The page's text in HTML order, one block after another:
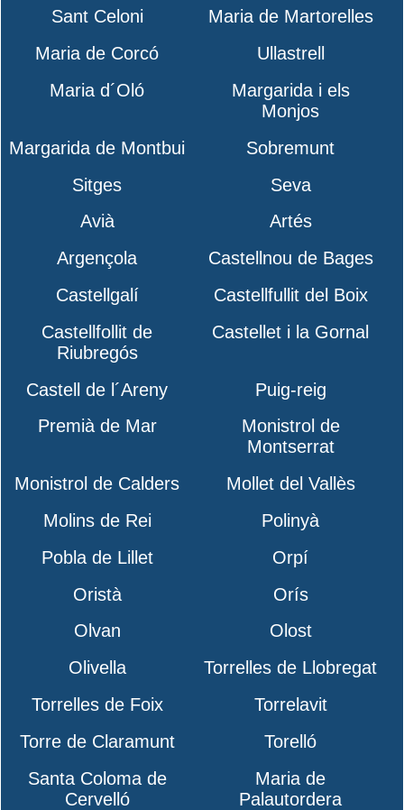
Sant Celoni
Maria de Martorelles
Maria de Corcó
Ullastrell
Maria d´Oló
Margarida i els
Monjos
Margarida de Montbui
Sobremunt
Sitges
Seva
Avià
Artés
Argençola
Castellnou de Bages
Castellgalí
Castellfullit del Boix
Castellfollit de
Riubregós
Castellet i la Gornal
Castell de l´Areny
Puig-reig
Premià de Mar
Monistrol de
Montserrat
Monistrol de Calders
Mollet del Vallès
Molins de Rei
Polinyà
Pobla de Lillet
Orpí
Oristà
Orís
Olvan
Olost
Olivella
Torrelles de Llobregat
Torrelles de Foix
Torrelavit
Torre de Claramunt
Torelló
Santa Coloma de
Cervelló
Maria de
Palautordera